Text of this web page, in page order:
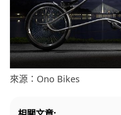
來源：Ono Bikes